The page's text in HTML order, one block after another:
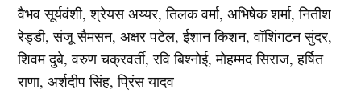
वैभव सूर्यवंशी, श्रेयस अय्यर, तिलक वर्मा, अभिषेक शर्मा, नितीश
रेड्डी, संजू सैमसन, अक्षर पटेल, ईशान किशन, वॉशिंगटन सुंदर,
शिवम दुबे, वरुण चक्रवर्ती, रवि बिश्नोई, मोहम्मद सिराज, हर्षित
राणा, अर्शदीप सिंह, प्रिंस यादव